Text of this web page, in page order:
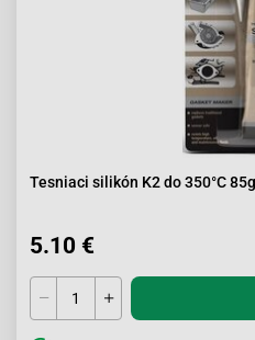
Tesniaci silikón K2 do 350°C
5.10 €